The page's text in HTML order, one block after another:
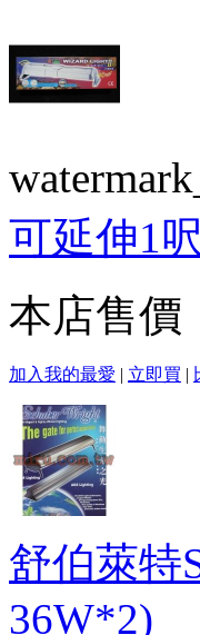
可延伸1
本店售價
加入我的最愛 | 立即買 |
舒伯萊特
36W*2)